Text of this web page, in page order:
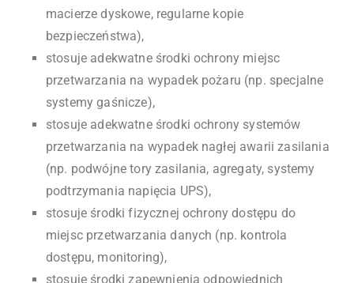
macierze dyskowe, regularne kopie
bezpieczeństwa),
stosuje adekwatne środki ochrony miejsc
przetwarzania na wypadek pożaru (np. specjalne
systemy gaśnicze),
stosuje adekwatne środki ochrony systemów
przetwarzania na wypadek nagłej awarii zasilania
(np. podwójne tory zasilania, agregaty, systemy
podtrzymania napięcia UPS),
stosuje środki fizycznej ochrony dostępu do
miejsc przetwarzania danych (np. kontrola
dostępu, monitoring),
stosuje środki zapewnienia odpowiednich